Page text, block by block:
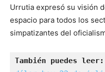
Urrutia expresó su visión
espacio para todos los
simpatizantes del
También puedes leer: